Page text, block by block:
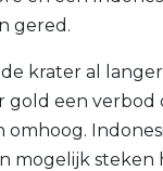
gered.
krater al
gold een
mogelijk steken